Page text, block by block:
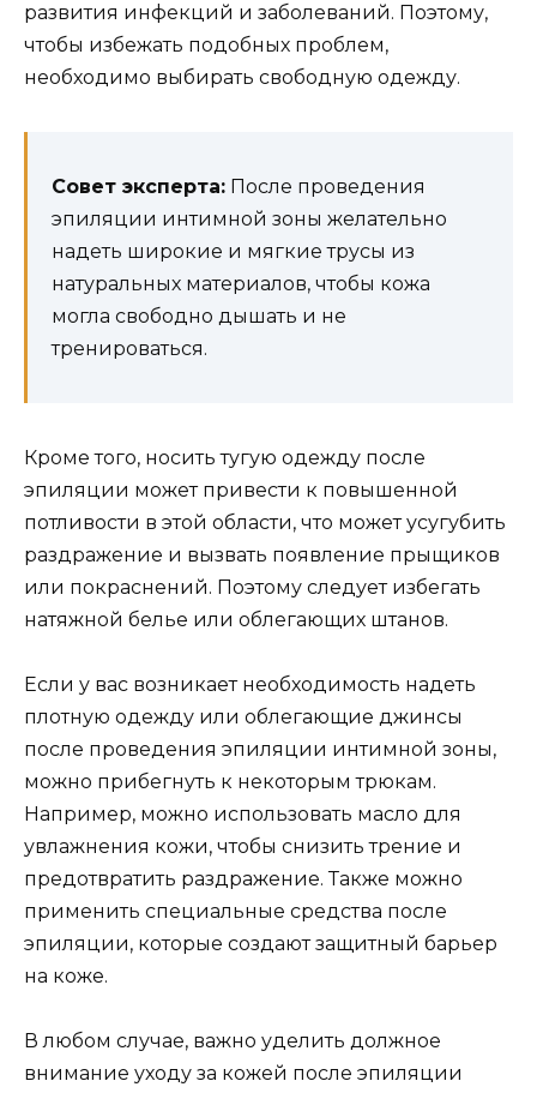
развития инфекций и заболеваний. Поэтому,
чтобы избежать подобных проблем,
необходимо выбирать свободную одежду.
Совет эксперта: После проведения
эпиляции интимной зоны желательно
надеть широкие и мягкие трусы из
натуральных материалов, чтобы кожа
могла свободно дышать и не
тренироваться.
Кроме того, носить тугую одежду после
эпиляции может привести к повышенной
потливости в этой области, что может усугубить
раздражение и вызвать появление прыщиков
или покраснений. Поэтому следует избегать
натяжной белье или облегающих штанов.
Если у вас возникает необходимость надеть
плотную одежду или облегающие джинсы
после проведения эпиляции интимной зоны,
можно прибегнуть к некоторым трюкам.
Например, можно использовать масло для
увлажнения кожи, чтобы снизить трение и
предотвратить раздражение. Также можно
применить специальные средства после
эпиляции, которые создают защитный барьер
на коже.
В любом случае, важно уделить должное
внимание уходу за кожей после эпиляции